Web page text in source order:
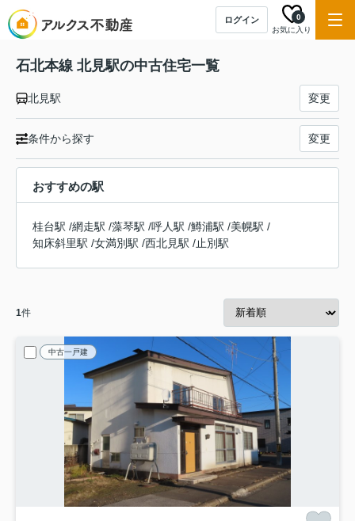
ログイン
お気に入り
0
石北本線 北見駅の中古住宅一覧
北見駅 変更
条件から探す 変更
おすすめの駅
桂台駅 /網走駅 /藻琴駅 /呼人駅 /鱒浦駅 /美幌駅 /
知床斜里駅 /女満別駅 /西北見駅 /止別駅
1件
中古一戸建